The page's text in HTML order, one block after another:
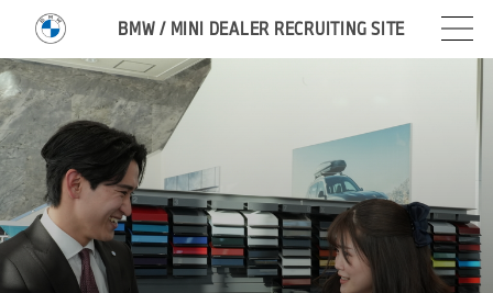
BMW / MINI DEALER RECRUITING SITE